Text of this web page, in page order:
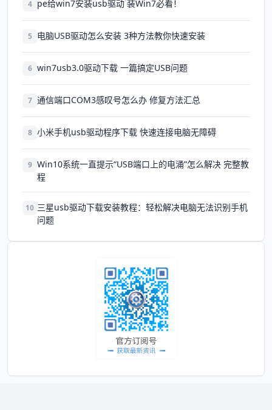
4 pe给win7安装usb驱动 装Win7必看！
5 电脑USB驱动怎么安装 3种方法教你快速安装
6 win7usb3.0驱动下载 一篇搞定USB问题
7 通信端口COM3感叹号怎么办 修复方法汇总
8 小米手机usb驱动程序下载 快速连接电脑无障碍
9 Win10系统一直提示“USB端口上的电涌”怎么解决 完整教
程
10 三星usb驱动下载安装教程：轻松解决电脑无法识别手机
问题